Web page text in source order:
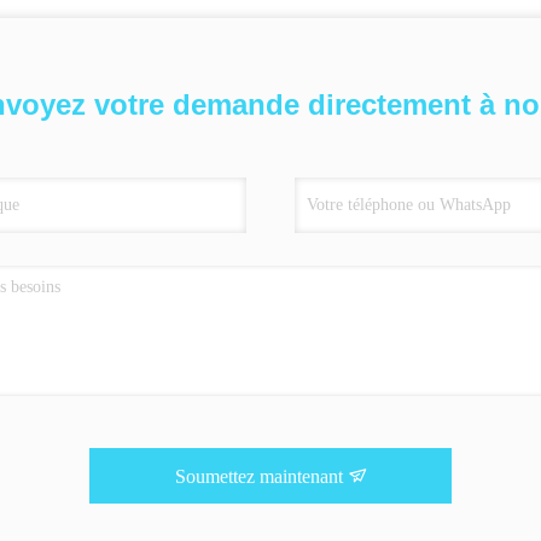
votre demande directement à
Soumettez maintenant